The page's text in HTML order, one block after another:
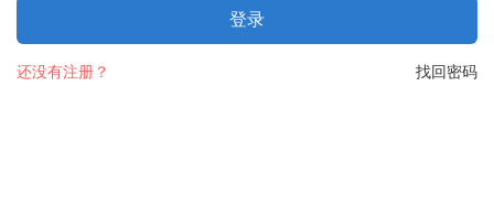
登录
找回密码
还没有注册？